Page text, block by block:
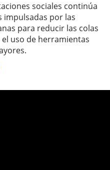
sociales continúa
impulsadas por las
para reducir las colas
uso de herramientas